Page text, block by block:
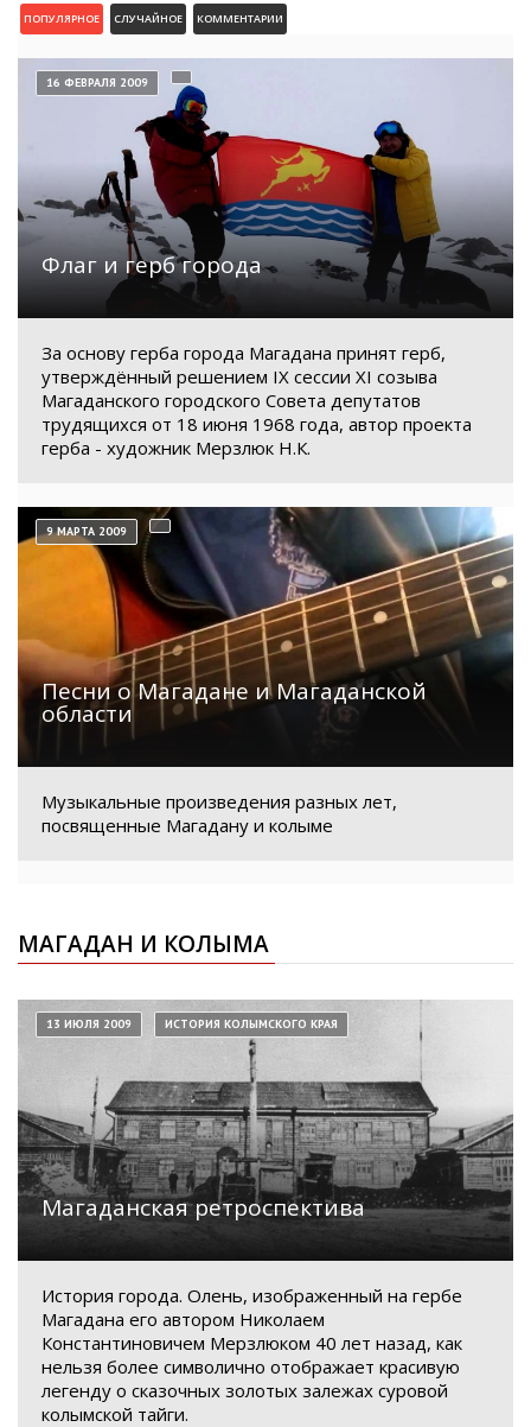
ПОПУЛЯРНОЕ СЛУЧАЙНОЕ КОММЕНТАРИИ
Флаг и герб города
16 ФЕВРАЛЯ 2009
За основу герба города Магадана принят герб,
утверждённый решением IX сессии XI созыва
Магаданского городского Совета депутатов
трудящихся от 18 июня 1968 года, автор проекта
герба - художник Мерзлюк Н.К.
Песни о Магадане и Магаданской
области
9 МАРТА 2009
Музыкальные произведения разных лет,
посвященные Магадану и колыме
МАГАДАН И КОЛЫМА
Магаданская ретроспектива
13 ИЮЛЯ 2009 ИСТОРИЯ КОЛЫМСКОГО КРАЯ
История города. Олень, изображенный на гербе
Магадана его автором Николаем
Константиновичем Мерзлюком 40 лет назад, как
нельзя более символично отображает красивую
легенду о сказочных золотых залежах суровой
колымской тайги.